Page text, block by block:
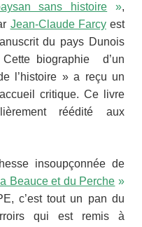
sans histoire »,
Jean-Claude Farcyest
du pays Dunois
biographie d’un
l’histoire » a reçu un
critique. Ce livre
réédité aux
insoupçonnée de
Beauce et du Perche »
c’est tout un pan du
qui est remis à